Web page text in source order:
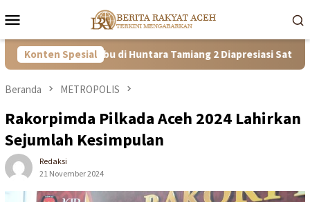
ke
Mobile
Konten Spesial
Kisah Ibu di Huntara Tamiang 2 Diapresiasi Satgas PRR Aceh
Beranda METROPOLIS
Rakorpimda Pilkada Aceh 2024 Lahirkan
Sejumlah Kesimpulan
Redaksi
21 November 2024